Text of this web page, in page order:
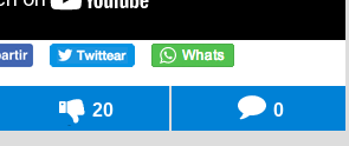
20 0